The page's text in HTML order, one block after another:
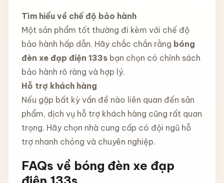
Tìm hiểu về chế độ bảo hành
Một sản phẩm tốt thường đi kèm với chế độ
bảo hành hấp dẫn. Hãy chắc chắn rằng bóng
đèn xe đạp điện 133sbạn chọn có chính sách
bảo hành rõ ràng và hợp lý.
Hỗ trợ khách hàng
Nếu gặp bất kỳ vấn đề nào liên quan đến sản
phẩm, dịch vụ hỗ trợ khách hàng cũng rất quan
trọng. Hãy chọn nhà cung cấp có đội ngũ hỗ
trợ nhanh chóng và chuyên nghiệp.
FAQs về bóng đèn xe đạp